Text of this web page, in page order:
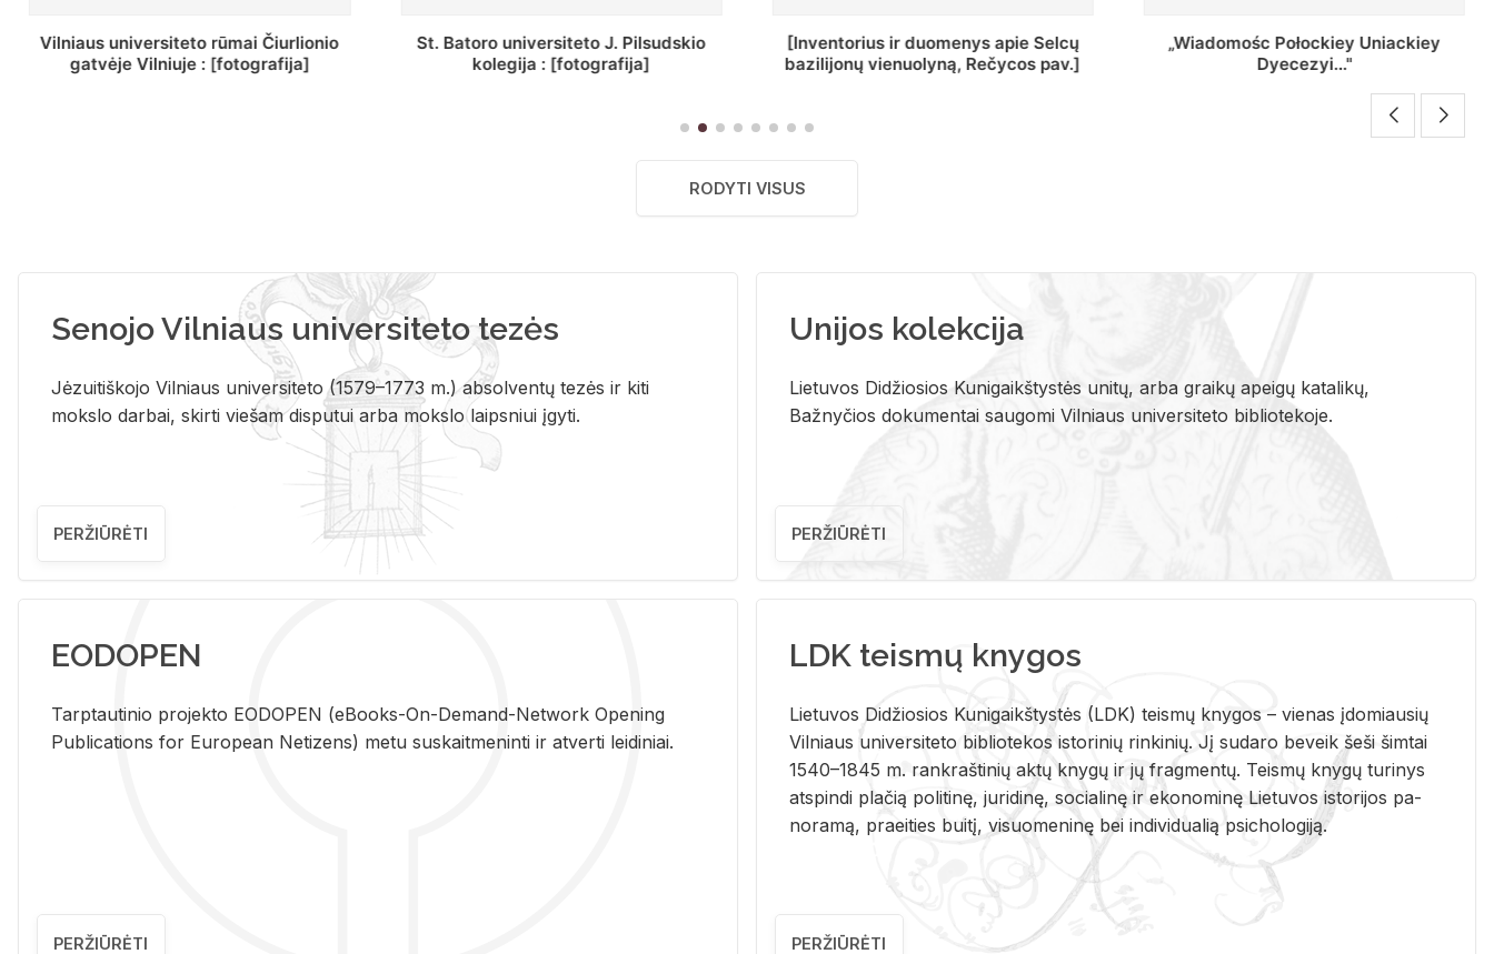
St. Batoro universiteto J. Pilsudskio
kolegija : [fotografija]
[Inventorius ir duomenys apie Selcų
bazilijonų vienuolyną, Rečycos pav.]
„Wiadomośc Połockiey Uniackiey
Dyecezyi..."
Regestr Parochow Dekanatu
Brzeskiego
RODYTI VISUS
Senojo Vilniaus universiteto tezės
Jėzuitiškojo Vilniaus universiteto (1579–1773 m.) absolventų tezės ir kiti
mokslo darbai, skirti viešam disputui arba mokslo laipsniui įgyti.
PERŽIŪRĖTI
Unijos kolekcija
Lietuvos Didžiosios Kunigaikštystės unitų, arba graikų apeigų katalikų,
Bažnyčios dokumentai saugomi Vilniaus universiteto bibliotekoje.
PERŽIŪRĖTI
EODOPEN
Tarp­tau­ti­nio pro­jek­to EO­DO­PEN (eBo­oks-On-De­mand-Ne­twork Ope­ning
Pub­li­ca­tions for Eu­ro­pe­an Ne­ti­zens) metu su­skait­me­nin­ti ir at­ver­ti lei­di­niai.
PERŽIŪRĖTI
LDK teismų knygos
Lie­tu­vos Di­džio­sios Ku­ni­gaikš­tys­tės (LDK) teis­mų kny­gos – vie­nas įdo­miau­sių
Vil­niaus uni­ver­si­te­to bi­b­lio­te­kos is­to­ri­nių rin­ki­nių. Jį su­da­ro be­veik šeši šim­tai
1540–1845 m. rank­raš­ti­nių aktų kny­gų ir jų frag­men­tų. Teis­mų kny­gų tu­ri­nys
at­spin­di pla­čią po­li­ti­nę, ju­ri­di­nę, so­cia­li­nę ir eko­no­mi­nę Lie­tu­vos is­to­ri­jos pa­
no­ra­mą, pra­ei­ties bui­tį, vi­suo­me­ni­nę bei in­di­vi­dua­lią psi­cho­lo­gi­ją.
PERŽIŪRĖTI